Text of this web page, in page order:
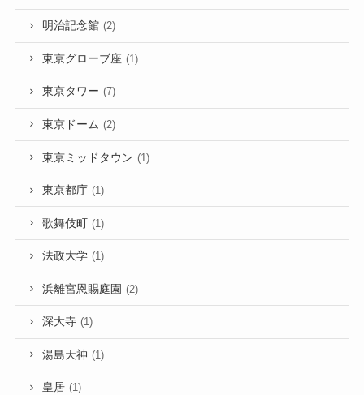
明治記念館 (2)
東京グローブ座 (1)
東京タワー (7)
東京ドーム (2)
東京ミッドタウン (1)
東京都庁 (1)
歌舞伎町 (1)
法政大学 (1)
浜離宮恩賜庭園 (2)
深大寺 (1)
湯島天神 (1)
皇居 (1)